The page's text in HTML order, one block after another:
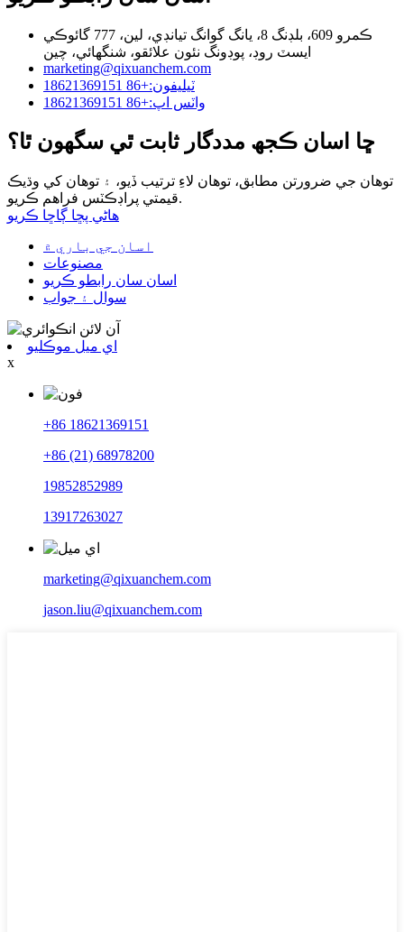
ڪمرو 609، بلڊنگ 8، يانگ گوانگ تيانڊي، لين، 777 گائوڪي
ايسٽ روڊ، پوڊونگ نئون علائقو، شنگھائي، چين
marketing@qixuanchem.com
ٽيليفون:+86 18621369151
واٽس اپ:+86 18621369151
ڇا اسان ڪجھ مددگار ثابت ٿي سگهون ٿا؟
توهان جي ضرورتن مطابق، توهان لاءِ ترتيب ڏيو، ۽ توهان کي وڌيڪ
قيمتي پراڊڪٽس فراهم ڪريو.
هاڻي پڇا ڳاڇا ڪريو
اسان جي باري ۾
مصنوعات
اسان سان رابطو ڪريو
سوال ۽ جواب
اي ميل موڪليو
x
+86 18621369151
+86 (21) 68978200
19852852989
13917263027
marketing@qixuanchem.com
jason.liu@qixuanchem.com